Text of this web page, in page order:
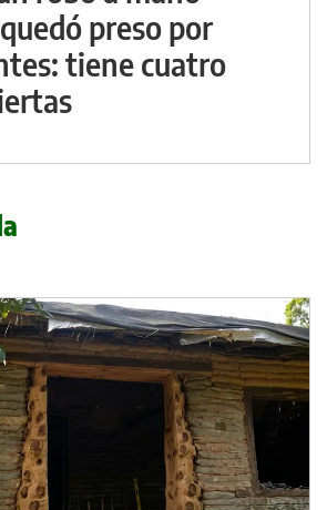
preso por
tiene cuatro